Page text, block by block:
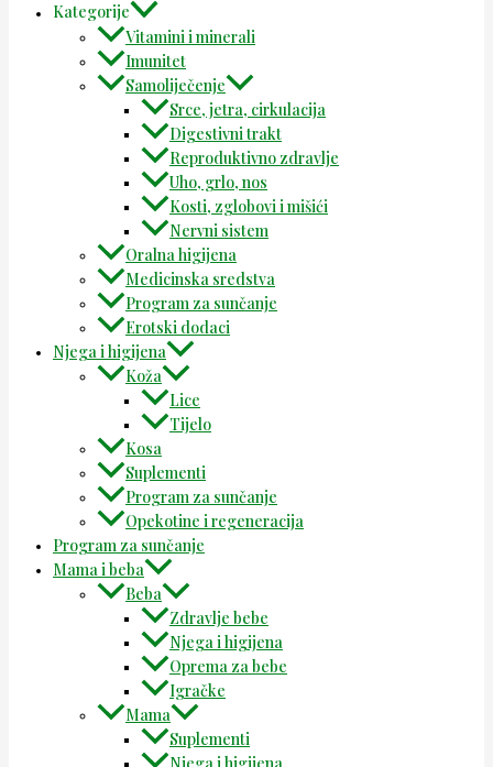
Kategorije
Vitamini i minerali
Imunitet
Samoliječenje
Srce, jetra, cirkulacija
Digestivni trakt
Reproduktivno zdravlje
Uho, grlo, nos
Kosti, zglobovi i mišići
Nervni sistem
Oralna higijena
Medicinska sredstva
Program za sunčanje
Erotski dodaci
Njega i higijena
Koža
Lice
Tijelo
Kosa
Suplementi
Program za sunčanje
Opekotine i regeneracija
Program za sunčanje
Mama i beba
Beba
Zdravlje bebe
Njega i higijena
Oprema za bebe
Igračke
Mama
Suplementi